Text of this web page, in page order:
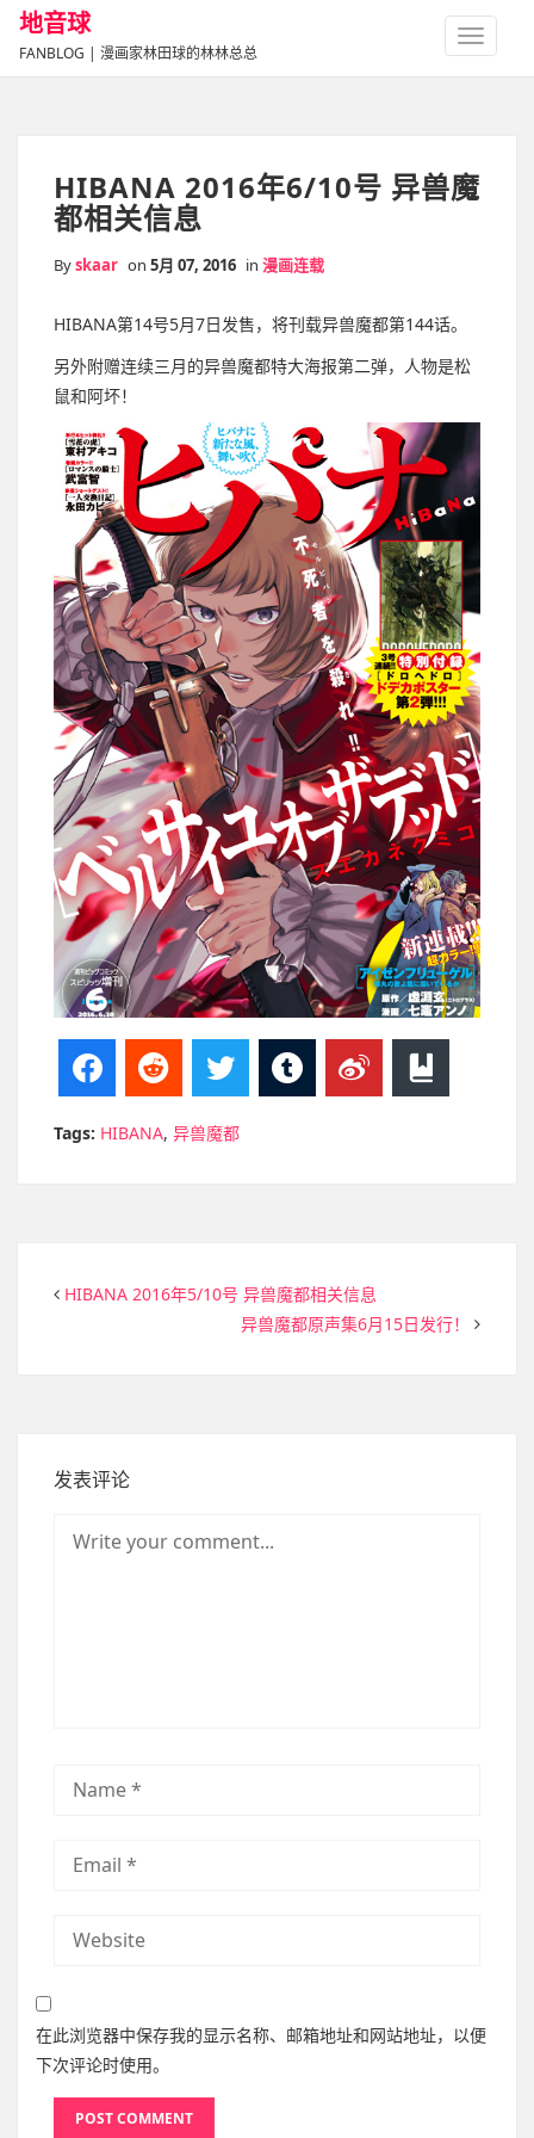
TOGGLE
地音球
FANBLOG | 漫画家林田球的林林总总
HIBANA 2016年6/10号 异兽魔
都相关信息
Byskaar on 5月 07, 2016 in 漫画连载
HIBANA第14号5月7日发售，将刊载异兽魔都第144话。
另外附赠连续三月的异兽魔都特大海报第二弹，人物是松
鼠和阿坏！
FacebookReddit Twitter Tumblr Weibo
Tags: HIBANA, 异兽魔都
HIBANA 2016年5/10号 异兽魔都相关信息
异兽魔都原声集6月15日发行！
发表评论
在此浏览器中保存我的显示名称、邮箱地址和网站地址，以便
下次评论时使用。